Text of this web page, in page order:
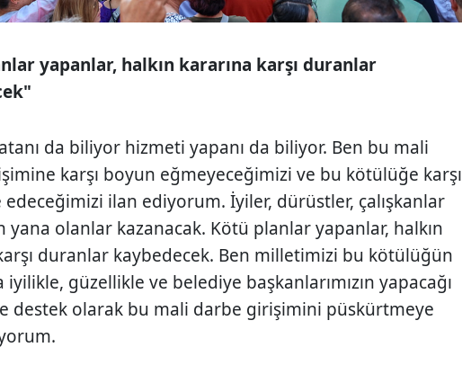
yapanlar, halkın kararına karşı duranlar
da biliyor hizmeti yapanı da biliyor. Ben bu mali
karşı boyun eğmeyeceğimizi ve bu kötülüğe karşı
edeceğimizi ilan ediyorum. İyiler, dürüstler, çalışkanlar
yana olanlar kazanacak. Kötü planlar yapanlar, halkın
duranlar kaybedecek. Ben milletimizi bu kötülüğün
iyilikle, güzellikle ve belediye başkanlarımızın yapacağı
destek olarak bu mali darbe girişimini püskürtmeye